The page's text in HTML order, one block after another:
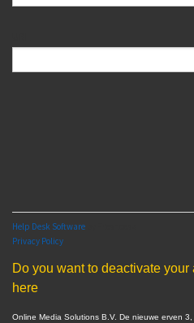
Do you want to deactivate
here
Online Media Solutions B.V. De nieuwe erven